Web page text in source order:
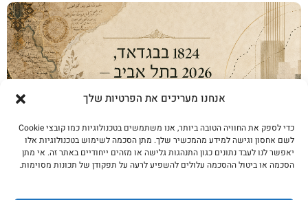
אנחנו מעריכים את הפרטיות שלך
כדי לספק את החוויה הטובה ביותר, אנו משתמשים בטכנולוגיות כמו קובצי Cookie
לשם אחסון וגישה למידע מהמכשיר שלך. מתן הסכמה לשימוש בטכנולוגיות אלו
יאפשר לנו לעבד נתונים כגון התנהגות גלישה או מזהים ייחודיים באתר זה. אי מתן
הסכמה או ביטול ההסכמה עלולים להשפיע לרעה על תפקודן של תכונות מסוימות.
1824 בבגדאד, 2026 בתל אביב — המסע של 6